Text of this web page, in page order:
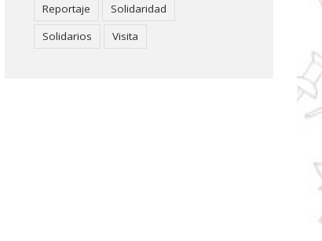
Reportaje
Solidaridad
Solidarios
Visita